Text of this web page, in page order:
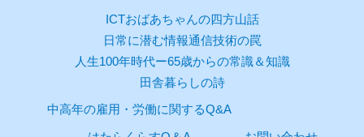
ICTおばあちゃんの四方山話
日常に潜む情報通信技術の罠
人生100年時代ー65歳からの常識＆知識
田舎暮らしの詩
中高年の雇用・労働に関するQ&A